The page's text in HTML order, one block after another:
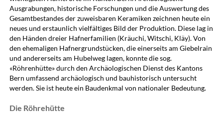
Ausgrabungen, historische Forschungen und die Auswertung des
Gesamtbestandes der zuweisbaren Keramiken zeichnen heute ein
neues und erstaunlich vielfältiges Bild der Produktion. Diese lag in
den Händen dreier Hafnerfamilien (Kräuchi, Witschi, Kläy). Von
den ehemaligen Hafnergrundstücken, die einerseits am Giebelrain
und andererseits am Hubelweg lagen, konnte die sog.
«Röhrenhütte» durch den Archäologischen Dienst des Kantons
Bern umfassend archäologisch und bauhistorisch untersucht
werden. Sie ist heute ein Baudenkmal von nationaler Bedeutung.
Die Röhrehütte